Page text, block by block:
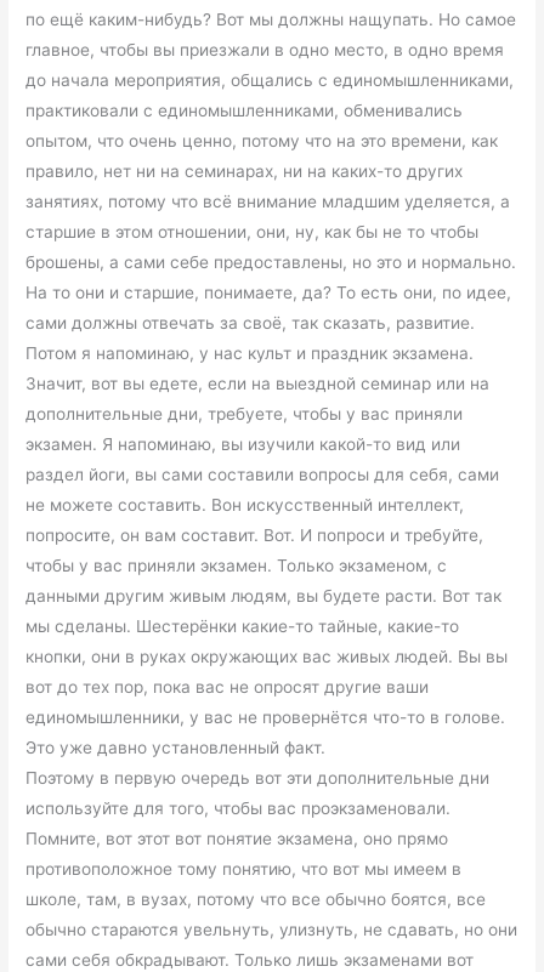
по ещё каким-нибудь? Вот мы должны нащупать. Но самое
главное, чтобы вы приезжали в одно место, в одно время
до начала мероприятия, общались с единомышленниками,
практиковали с единомышленниками, обменивались
опытом, что очень ценно, потому что на это времени, как
правило, нет ни на семинарах, ни на каких-то других
занятиях, потому что всё внимание младшим уделяется, а
старшие в этом отношении, они, ну, как бы не то чтобы
брошены, а сами себе предоставлены, но это и нормально.
На то они и старшие, понимаете, да? То есть они, по идее,
сами должны отвечать за своё, так сказать, развитие.
Потом я напоминаю, у нас культ и праздник экзамена.
Значит, вот вы едете, если на выездной семинар или на
дополнительные дни, требуете, чтобы у вас приняли
экзамен. Я напоминаю, вы изучили какой-то вид или
раздел йоги, вы сами составили вопросы для себя, сами
не можете составить. Вон искусственный интеллект,
попросите, он вам составит. Вот. И попроси и требуйте,
чтобы у вас приняли экзамен. Только экзаменом, с
данными другим живым людям, вы будете расти. Вот так
мы сделаны. Шестерёнки какие-то тайные, какие-то
кнопки, они в руках окружающих вас живых людей. Вы вы
вот до тех пор, пока вас не опросят другие ваши
единомышленники, у вас не провернётся что-то в голове.
Это уже давно установленный факт.
Поэтому в первую очередь вот эти дополнительные дни
используйте для того, чтобы вас проэкзаменовали.
Помните, вот этот вот понятие экзамена, оно прямо
противоположное тому понятию, что вот мы имеем в
школе, там, в вузах, потому что все обычно боятся, все
обычно стараются увельнуть, улизнуть, не сдавать, но они
сами себя обкрадывают. Только лишь экзаменами вот